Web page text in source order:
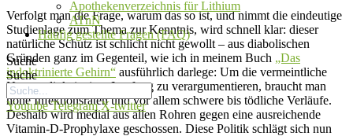
Apothekenverzeichnis für Lithium
ATnN
Häufig gestellte Fragen (FAQ)
Suche
Suche
Youtube Telegram X-twitter
Verfolgt man die Frage, warum das so ist, und nimmt die eindeutige
Studienlage zum Thema zur Kenntnis, wird schnell klar: dieser
natürliche Schutz ist schlicht nicht gewollt – aus diabolischen
Gründen ganz im Gegenteil, wie ich in meinem Buch „Das
indoktrinierte Gehirn“ ausführlich darlege: Um die vermeintliche
Notwendigkeit einer Impfung zu verargumentieren, braucht man
hohe Infektionsraten und vor allem schwere bis tödliche Verläufe.
Deshalb wird medial aus allen Rohren gegen eine ausreichende
Vitamin-D-Prophylaxe geschossen. Diese Politik schlägt sich nun